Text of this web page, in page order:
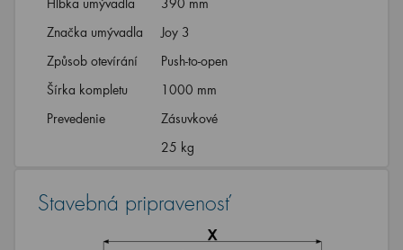
Značka umývadla
Joy 3
Způsob otevírání
Push-to-open
Šírka kompletu
1000 mm
Prevedenie
Zásuvkové
25 kg
Stavebná pripravenosť